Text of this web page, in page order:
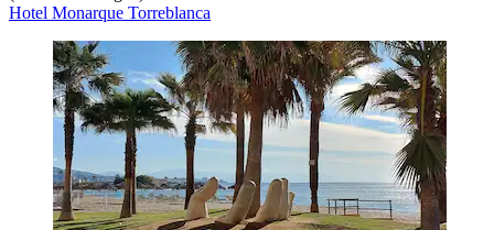
Hotel Monarque Torreblanca